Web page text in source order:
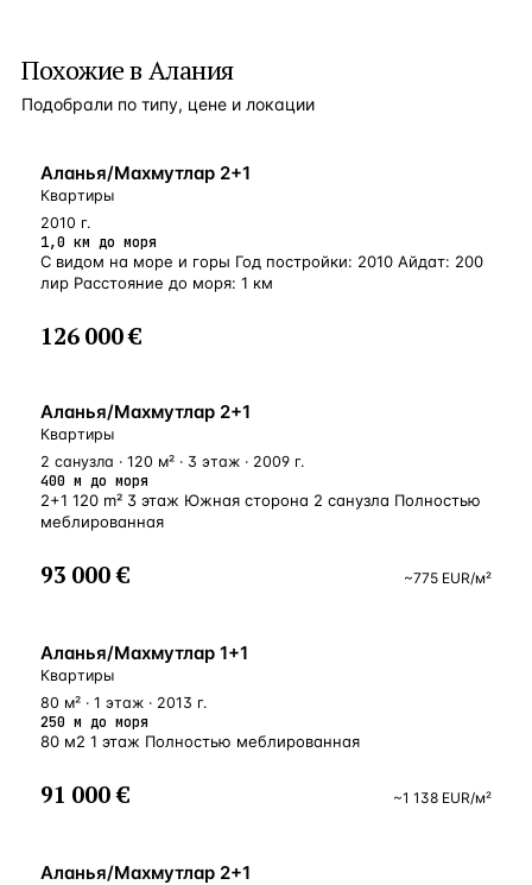
Похожие в Алания
Подобрали по типу, цене и локации
БЛИЗКО К МОРЮ
Аланья/Махмутлар 2+1
Квартиры
2010 г.
1,0 км до моря
С видом на море и горы Год постройки: 2010 Айдат: 200
лир Расстояние до моря: 1 км
126 000 €
У МОРЯ
Аланья/Махмутлар 2+1
Квартиры
2 санузла · 120 м² · 3 этаж · 2009 г.
400 м до моря
2+1 120 m² 3 этаж Южная сторона 2 санузла Полностью
меблированная
93 000 € ~775 EUR/м²
У МОРЯ
Аланья/Махмутлар 1+1
Квартиры
80 м² · 1 этаж · 2013 г.
250 м до моря
80 м2 1 этаж Полностью меблированная
91 000 € ~1 138 EUR/м²
БЛИЗКО К МОРЮ
Аланья/Махмутлар 2+1